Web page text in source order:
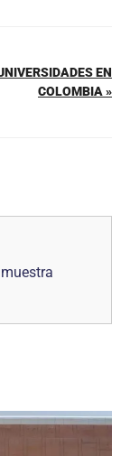
EN
COLOMBIA »